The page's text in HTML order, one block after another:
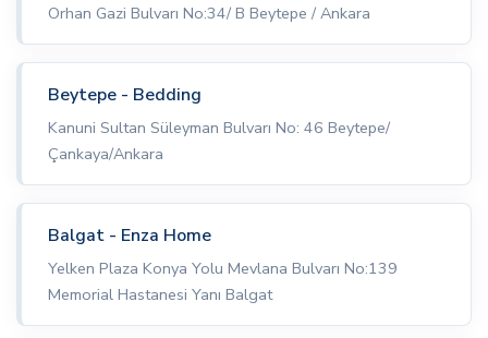
Orhan Gazi Bulvarı No:34/ B Beytepe / Ankara
Beytepe - Bedding
Kanuni Sultan Süleyman Bulvarı No: 46 Beytepe/
Çankaya/Ankara
Balgat - Enza Home
Yelken Plaza Konya Yolu Mevlana Bulvarı No:139
Memorial Hastanesi Yanı Balgat